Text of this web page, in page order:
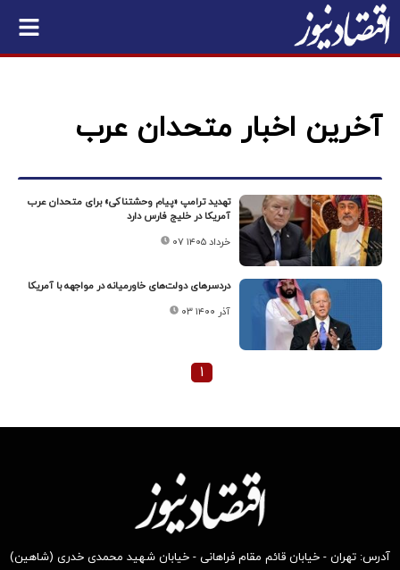
آخرین اخبار متحدان عرب
تهدید ترامپ «پیام وحشتناکی» برای متحدان عرب
آمریکا در خلیج فارس دارد
۰۷ خرداد ۱۴۰۵
دردسرهای دولت‌های خاورمیانه در مواجهه با آمریکا
۰۳ آذر ۱۴۰۰
۱
آدرس: تهران - خیابان قائم مقام فراهانی - خیابان شهید محمدی خدری (شاهین)